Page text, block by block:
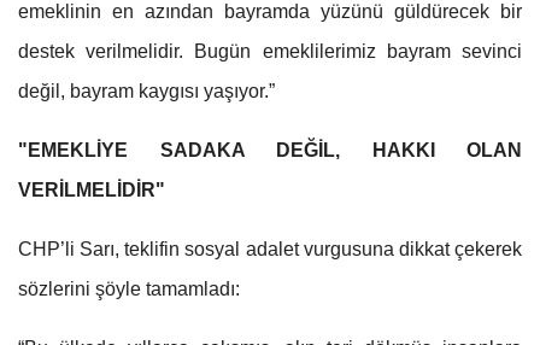
emeklinin en azından bayramda yüzünü güldürecek bir
destek verilmelidir. Bugün emeklilerimiz bayram sevinci
değil, bayram kaygısı yaşıyor.”
"EMEKLİYE SADAKA DEĞİL, HAKKI OLAN
VERİLMELİDİR"
CHP’li Sarı, teklifin sosyal adalet vurgusuna dikkat çekerek
sözlerini şöyle tamamladı: